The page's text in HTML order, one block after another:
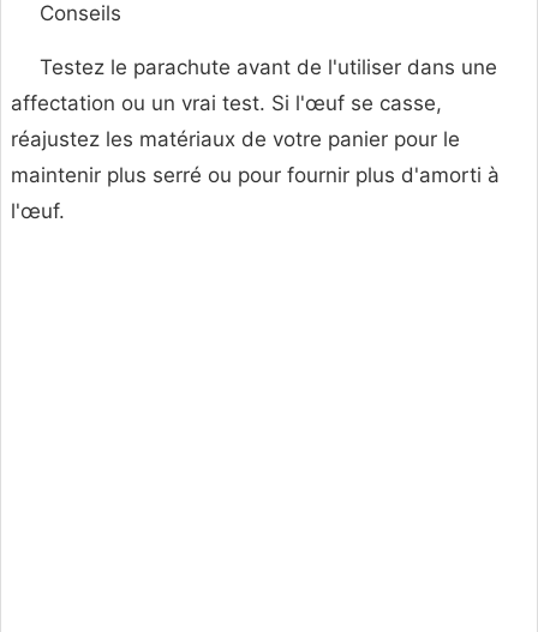
Conseils
Testez le parachute avant de l'utiliser dans une
affectation ou un vrai test. Si l'œuf se casse,
réajustez les matériaux de votre panier pour le
maintenir plus serré ou pour fournir plus d'amorti à
l'œuf.